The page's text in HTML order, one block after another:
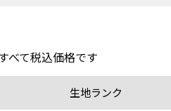
べて税込価格です
生地ランク